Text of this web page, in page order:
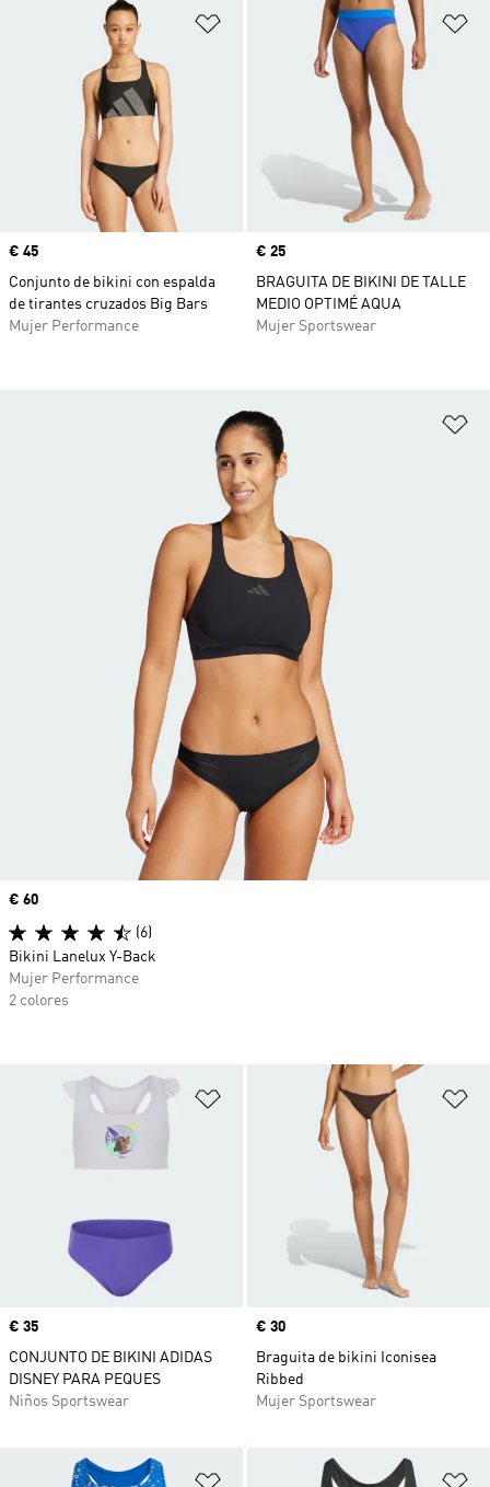
Añadir a la lista de deseos
Precio
€ 45
Conjunto de bikini con espalda
de tirantes cruzados Big Bars
Mujer Performance
Precio
€ 25
BRAGUITA DE BIKINI DE TALLE
MEDIO OPTIMÉ AQUA
Mujer Sportswear
Añadir a la lista de deseos
Precio
€ 35
CONJUNTO DE BIKINI ADIDAS
DISNEY PARA PEQUES
Niños Sportswear
Precio
€ 30
Braguita de bikini Iconisea
Ribbed
Mujer Sportswear
Añadir a la lista de deseos
Precio
€ 60
(6)
Bikini Lanelux Y-Back
Mujer Performance
2 colores